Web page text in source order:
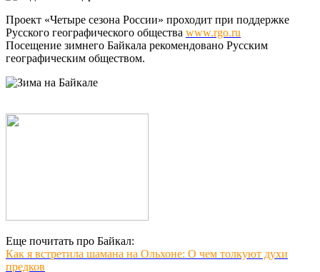
Проект «Четыре сезона России» проходит при поддержке
Русского географического общества www.rgo.ru
Посещение зимнего Байкала рекомендовано Русским
географическим обществом.
Еще почитать про Байкал:
Как я встретила шамана на Ольхоне: О чем толкуют духи
предков